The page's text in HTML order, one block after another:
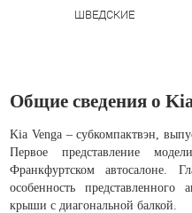
ШВЕДСКИЕ
Общие сведения о
Kia Venga – субкомпактвэн,
Первое представление
Франкфуртском автосалоне.
особенность
крыши с диагональной балкой.